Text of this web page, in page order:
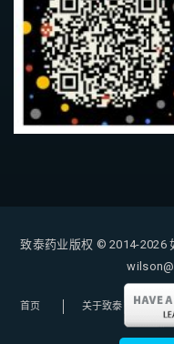
致泰药业版权 © 2014-2026
首页 关于致泰